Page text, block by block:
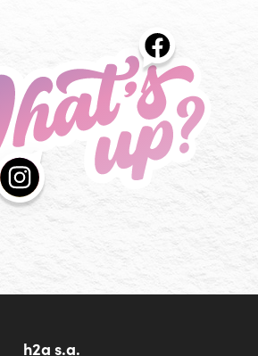
Les actualités de l'agence h2a
h2a s.a.